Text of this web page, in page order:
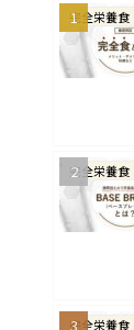
完全栄養食
完全栄養食
完全栄養食